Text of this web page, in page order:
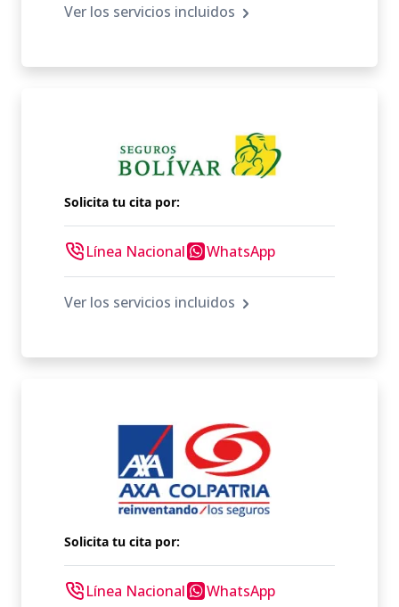
Ver los servicios incluidos
Solicita tu cita por:
Línea Nacional WhatsApp
Ver los servicios incluidos
Solicita tu cita por:
Línea Nacional WhatsApp